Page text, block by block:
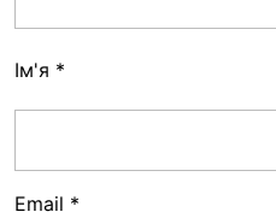
Ім'я *
Email *